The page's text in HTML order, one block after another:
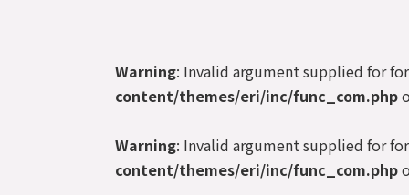
Warning: Invalid argument supplied for
content/themes/eri/inc/func_com.php
Warning: Invalid argument supplied for
content/themes/eri/inc/func_com.php